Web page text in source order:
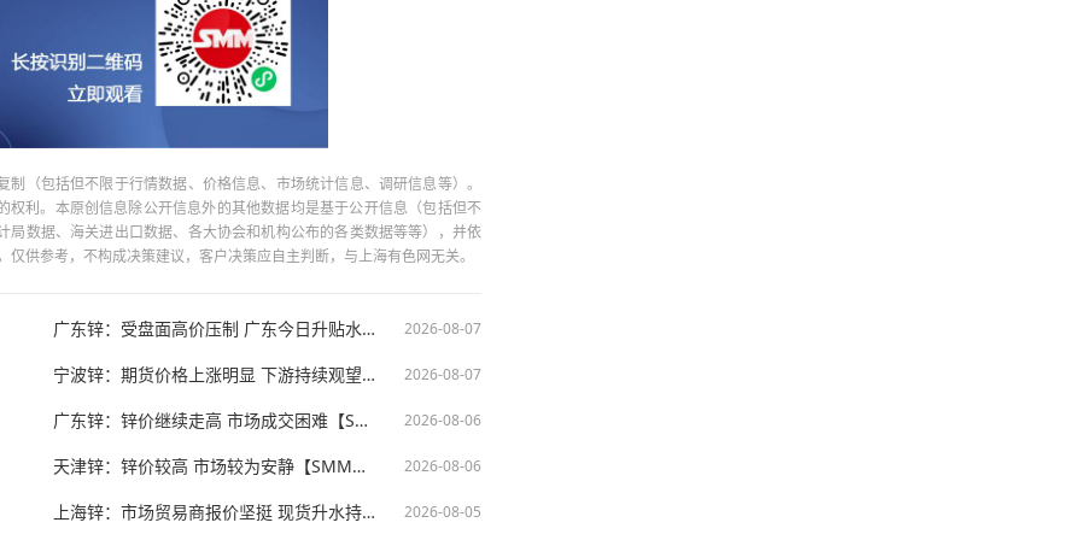
（包括但不限于行情数据、价格信息、市场统计信息、调研信息等）。
利。本原创信息除公开信息外的其他数据均是基于公开信息（包括但不
数据、海关进出口数据、各大协会和机构公布的各类数据等等），并依
供参考，不构成决策建议，客户决策应自主判断，与上海有色网无关。
广东锌：受盘面高价压制 广东今日升贴水走低【SMM午评】 2026-08-07
宁波锌：期货价格上涨明显 下游持续观望【SMM午评】 2026-08-07
广东锌：锌价继续走高 市场成交困难【SMM午评】 2026-08-06
天津锌：锌价较高 市场较为安静【SMM午评】 2026-08-06
上海锌：市场贸易商报价坚挺 现货升水持稳运行【SMM午评】 2026-08-05